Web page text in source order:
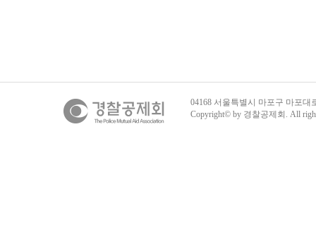
04168 서울특별시 마포구 마포대
Copyright© by 경찰공제회. All